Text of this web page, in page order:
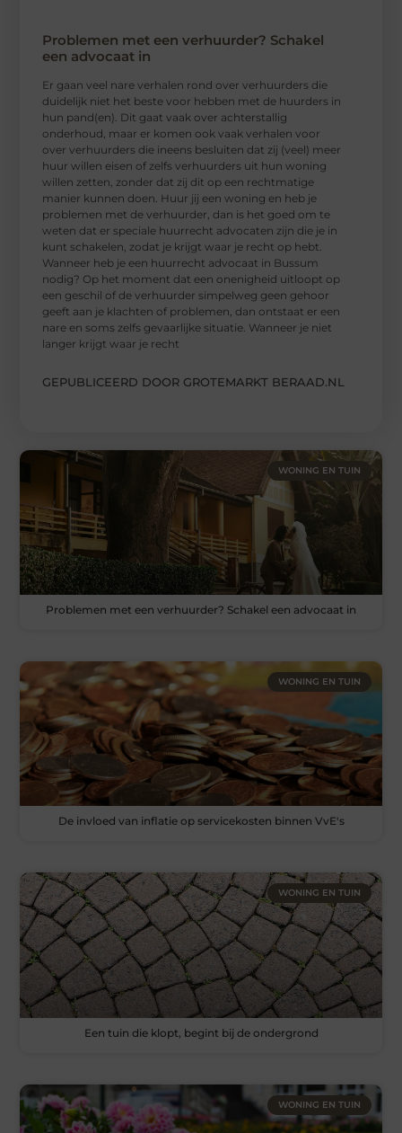
Problemen met een verhuurder? Schakel
een advocaat in
Er gaan veel nare verhalen rond over verhuurders die
duidelijk niet het beste voor hebben met de huurders in
hun pand(en). Dit gaat vaak over achterstallig
onderhoud, maar er komen ook vaak verhalen voor
over verhuurders die ineens besluiten dat zij (veel) meer
huur willen eisen of zelfs verhuurders uit hun woning
willen zetten, zonder dat zij dit op een rechtmatige
manier kunnen doen. Huur jij een woning en heb je
problemen met de verhuurder, dan is het goed om te
weten dat er speciale huurrecht advocaten zijn die je in
kunt schakelen, zodat je krijgt waar je recht op hebt.
Wanneer heb je een huurrecht advocaat in Bussum
nodig? Op het moment dat een onenigheid uitloopt op
een geschil of de verhuurder simpelweg geen gehoor
geeft aan je klachten of problemen, dan ontstaat er een
nare en soms zelfs gevaarlijke situatie. Wanneer je niet
langer krijgt waar je recht
GEPUBLICEERD DOOR GROTEMARKT BERAAD.NL
WONING EN TUIN
Problemen met een verhuurder? Schakel een advocaat in
WONING EN TUIN
De invloed van inflatie op servicekosten binnen VvE's
WONING EN TUIN
Een tuin die klopt, begint bij de ondergrond
WONING EN TUIN